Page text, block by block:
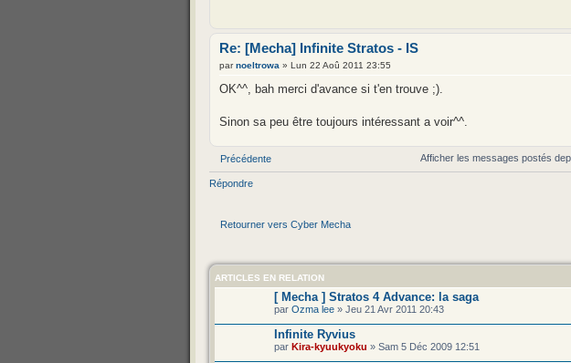
Re: [Mecha] Infinite Stratos - IS
parnoeltrowa » Lun 22 Aoû 2011 23:55
OK^^, bah merci d'avance si t'en trouve ;).
Sinon sa peu être toujours intéressant a voir^^.
Précédente Afficher les messages postés
Répondre
Retourner vers Cyber Mecha
ARTICLES EN RELATION
[ Mecha ] Stratos 4 Advance: la saga
par Ozma lee » Jeu 21 Avr 2011 20:43
Infinite Ryvius
par Kira-kyuukyoku » Sam 5 Déc 2009 12:51